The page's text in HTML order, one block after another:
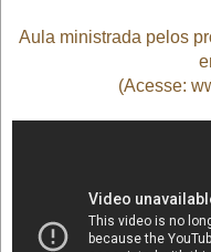
Aula ministrada pelos
(Acesse: